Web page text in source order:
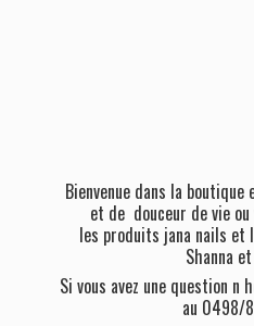
Bienvenue dans la boutique
et de douceur de vie
les produits jana nails et
Shanna
Si vous avez une question
au 0498/